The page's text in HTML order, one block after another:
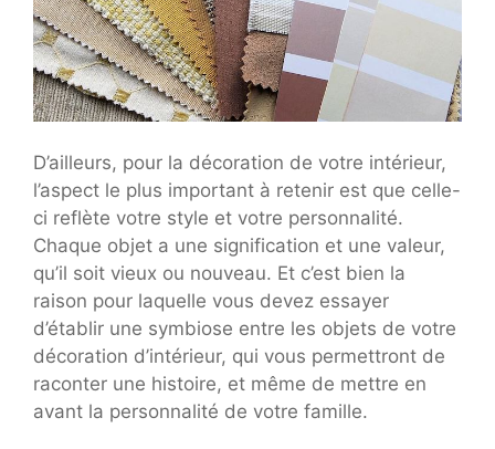
D’ailleurs, pour la décoration de votre intérieur,
l’aspect le plus important à retenir est que celle-
ci reflète votre style et votre personnalité.
Chaque objet a une signification et une valeur,
qu’il soit vieux ou nouveau. Et c’est bien la
raison pour laquelle vous devez essayer
d’établir une symbiose entre les objets de votre
décoration d’intérieur, qui vous permettront de
raconter une histoire, et même de mettre en
avant la personnalité de votre famille.